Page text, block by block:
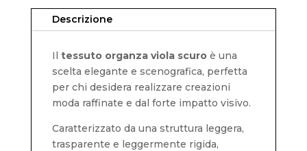
Descrizione
Il tessuto organza viola scuroè una
scelta elegante e scenografica, perfetta
per chi desidera realizzare creazioni
moda raffinate e dal forte impatto visivo.
Caratterizzato da una struttura leggera,
trasparente e leggermente rigida,